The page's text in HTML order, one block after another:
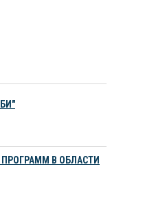
В ОБЛАСТИ